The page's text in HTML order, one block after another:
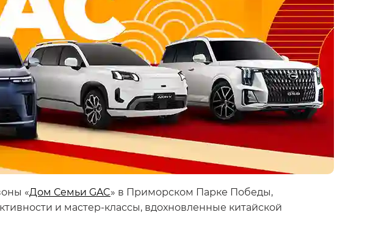
«Дом Семьи GAC» в Приморском Парке Победы,
и мастер-классы, вдохновленные китайской